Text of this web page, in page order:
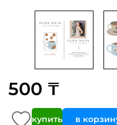
500 ₸
купить в